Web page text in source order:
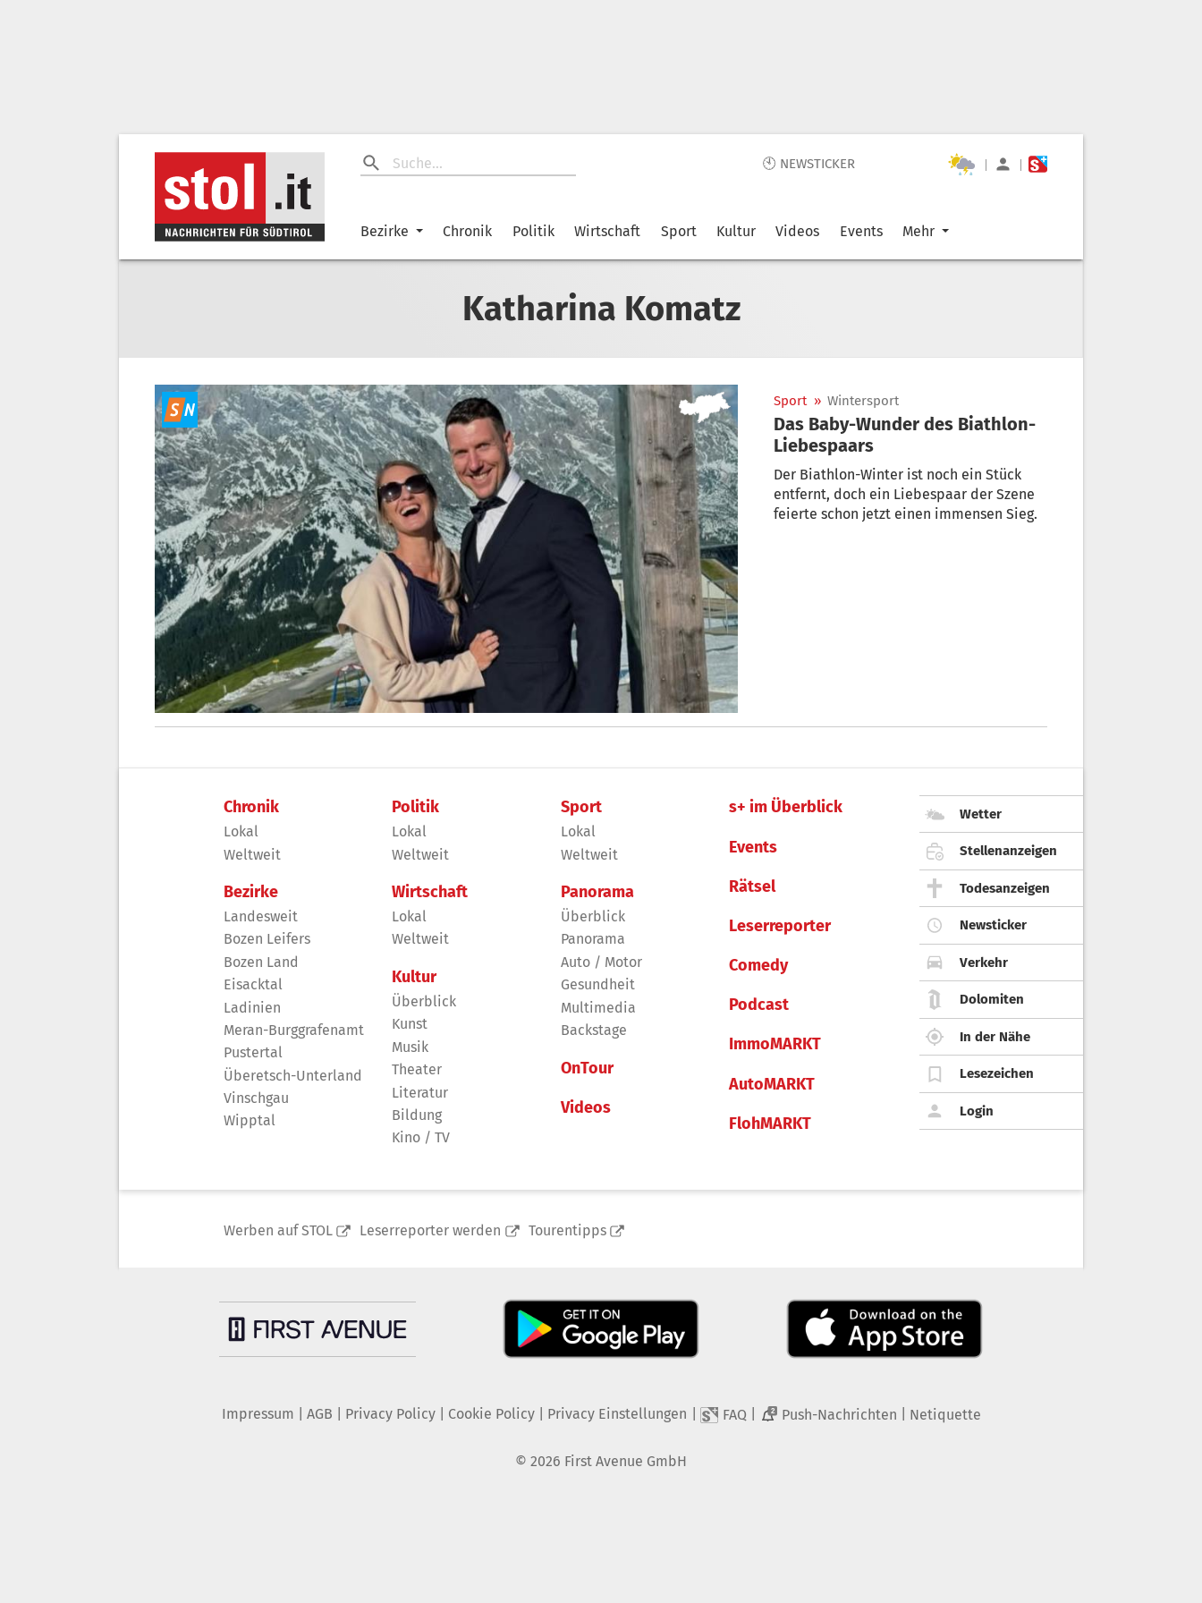
🕙 NEWSTICKER | |
Bezirke Chronik Politik Wirtschaft Sport Kultur Videos Events Mehr
Katharina Komatz
Sport » Wintersport
Das Baby-Wunder des Biathlon-
Liebespaars
Der Biathlon-Winter ist noch ein Stück
entfernt, doch ein Liebespaar der Szene
feierte schon jetzt einen immensen Sieg.
Chronik
Lokal
Weltweit
Bezirke
Landesweit
Bozen Leifers
Bozen Land
Eisacktal
Ladinien
Meran-Burggrafenamt
Pustertal
Überetsch-Unterland
Vinschgau
Wipptal
Politik
Lokal
Weltweit
Wirtschaft
Lokal
Weltweit
Kultur
Überblick
Kunst
Musik
Theater
Literatur
Bildung
Kino / TV
Sport
Lokal
Weltweit
Panorama
Überblick
Panorama
Auto / Motor
Gesundheit
Multimedia
Backstage
OnTour
Videos
s+ im Überblick
Events
Rätsel
Leserreporter
Comedy
Podcast
ImmoMARKT
AutoMARKT
FlohMARKT
Wetter
Stellenanzeigen
Todesanzeigen
Newsticker
Verkehr
Dolomiten
In der Nähe
Lesezeichen
Login
Werben auf STOL Leserreporter werden Tourentipps
Impressum AGB Privacy Policy| Cookie Policy| Privacy Einstellungen FAQ 2 Push-Nachrichten Netiquette
© 2026 First Avenue GmbH